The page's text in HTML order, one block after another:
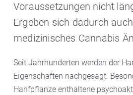
Voraussetzungen nicht
Ergeben sich dadurch
medizinisches Cannabis
Seit Jahrhunderten werden der
Eigenschaften nachgesagt.
Hanfpflanze enthaltene